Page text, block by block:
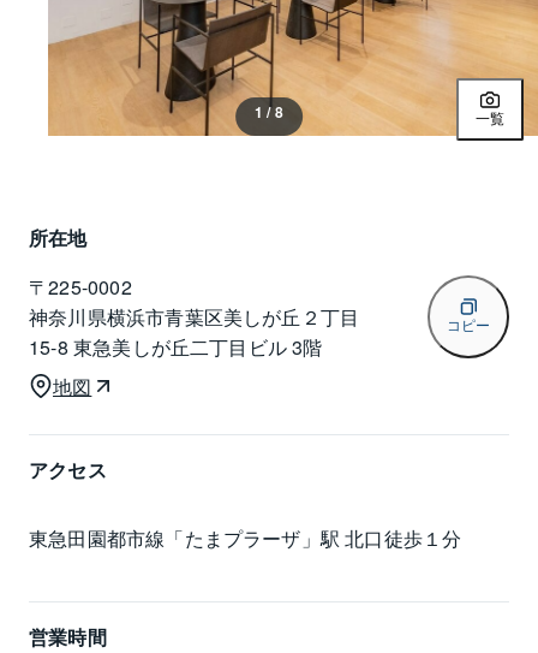
1 / 8 一覧
所在地
〒225-0002
神奈川県横浜市青葉区美しが丘２丁目
15-8 東急美しが丘二丁目ビル 3階
コピー
地図
アクセス
東急田園都市線「たまプラーザ」駅 北口徒歩１分
営業時間